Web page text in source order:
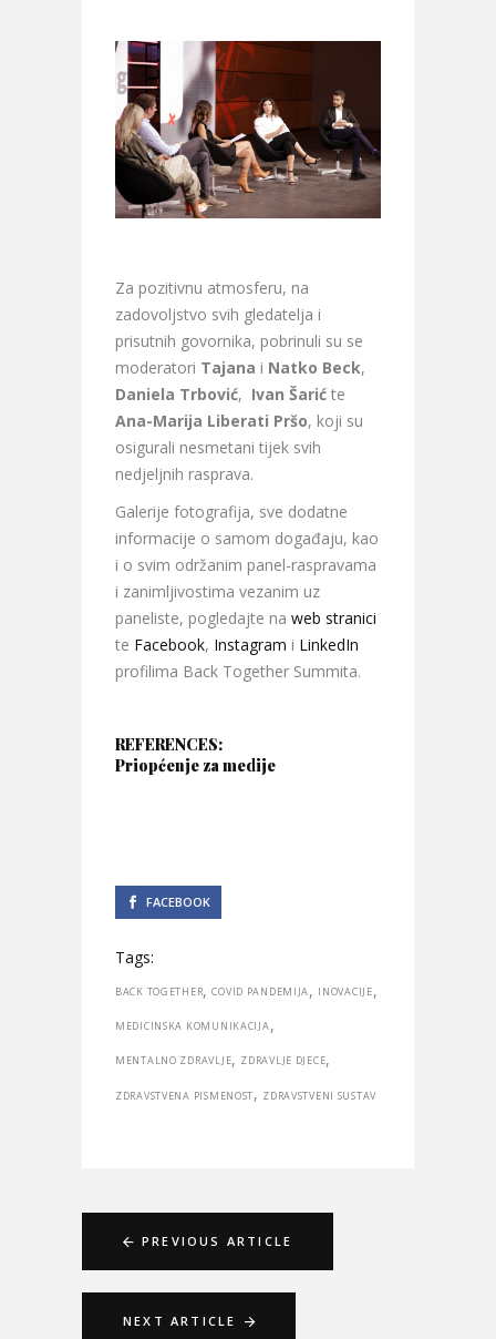
Za pozitivnu atmosferu, na
zadovoljstvo svih gledatelja i
prisutnih govornika, pobrinuli su se
moderatori Tajana i Natko Beck,
Daniela Trbović, Ivan Šarić te
Ana-Marija Liberati Pršo, koji su
osigurali nesmetani tijek svih
nedjeljnih rasprava.
Galerije fotografija, sve dodatne
informacije o samom događaju, kao
i o svim održanim panel-raspravama
i zanimljivostima vezanim uz
paneliste, pogledajte na web stranici
te Facebook, Instagram i LinkedIn
profilima Back Together Summita.
REFERENCES:
Priopćenje za medije
FACEBOOK
Tags:
BACK TOGETHER,COVID PANDEMIJA, INOVACIJE,
MEDICINSKA KOMUNIKACIJA,
MENTALNO ZDRAVLJE, ZDRAVLJE DJECE,
ZDRAVSTVENA PISMENOST, ZDRAVSTVENI SUSTAV
PREVIOUS ARTICLE
NEXT ARTICLE